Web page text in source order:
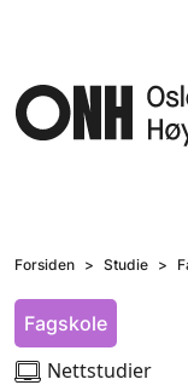
Forsiden Studie
Fagskole
Nettstudier